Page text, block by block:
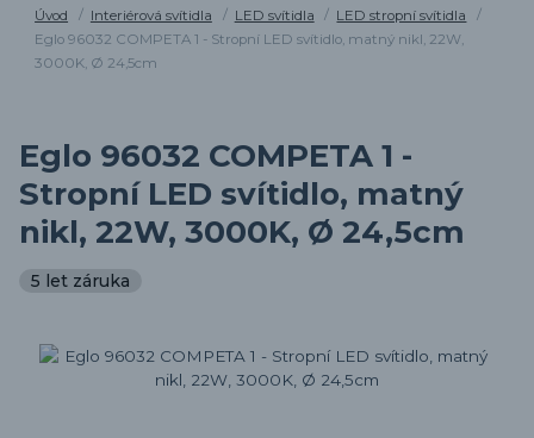
Úvod Interiérová svítidla LED svítidla
LED stropní svítidla
Eglo 96032 COMPETA 1 - Stropní LED svítidlo, matný nikl, 22W,
3000K, Ø 24,5cm
Eglo 96032 COMPETA 1 -
Stropní LED svítidlo, matný
nikl, 22W, 3000K, Ø 24,5cm
5 let záruka